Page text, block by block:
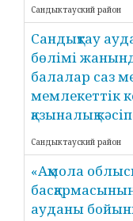
Сандыктауский район
Сандықтау
бөлімі
балалар саз
мемлекеттік
қазыналық
Сандыктауский район
«Ақмола
ауданы